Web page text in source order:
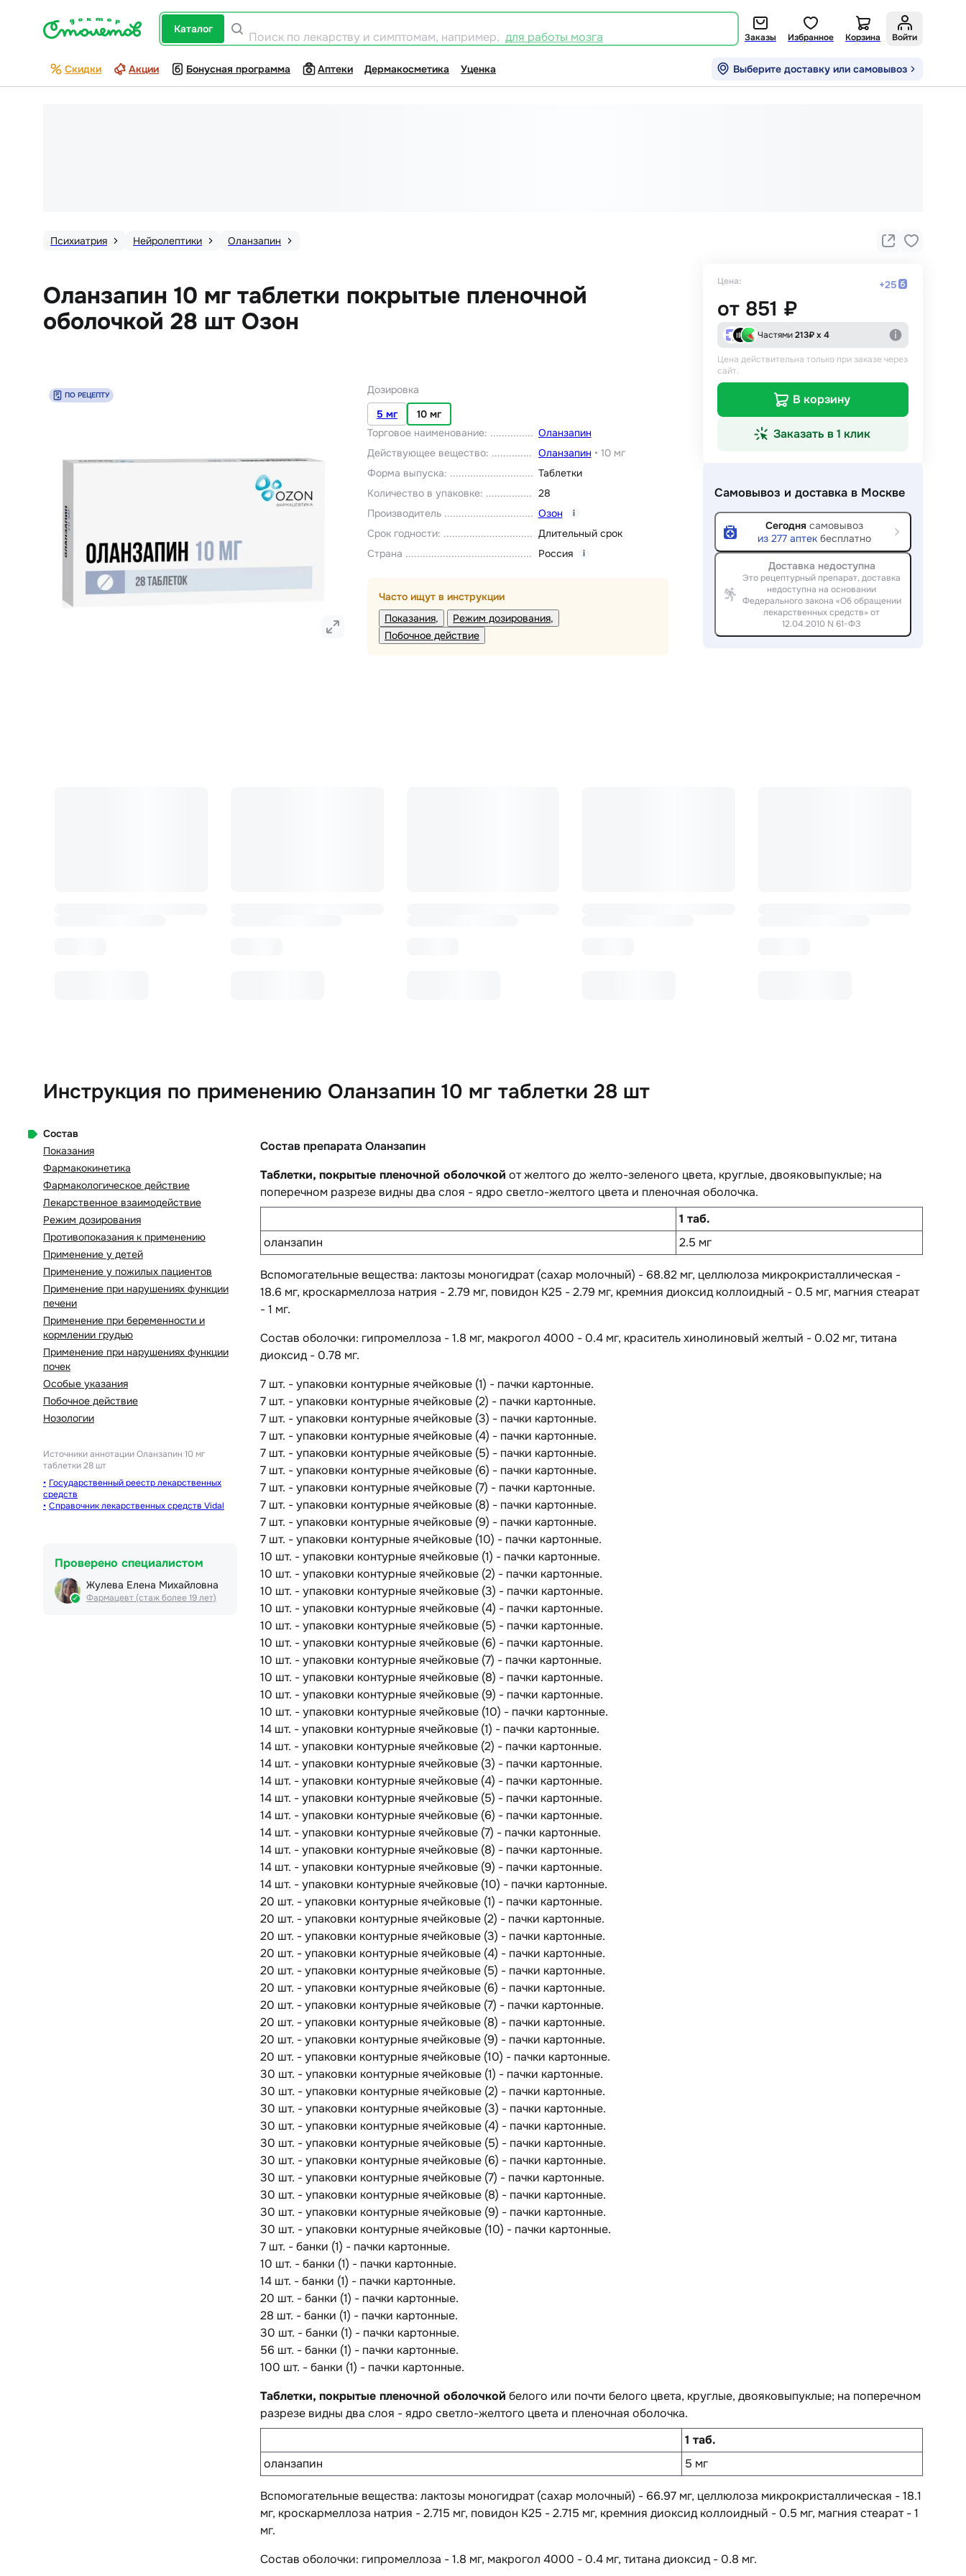
каталог
Поиск по лекарству и симптомам, например, для работы мозга Заказы Избранное Корзина Войти
Скидки Акции Бонусная программа Аптеки Дермакосметика Уценка Выберите доставку или самовывоз
Психиатрия Нейролептики Оланзапин
Оланзапин 10 мг таблетки покрытые пленочной
оболочкой 28 шт Озон
ПО РЕЦЕПТУ
Дозировка
5 мг
10 мг
Торговое наименование:
Оланзапин
Действующее вещество: Оланзапин • 10 мг
Форма выпуска:
Таблетки
Количество в упаковке:
28
Производитель
Озон i
Срок годности:
Длительный срок
Страна
Россия i
Часто ищут в инструкции
Показания
Режим дозирования
Побочное действие
Цена: +25
от 851 ₽
Частями213₽ х 4
Цена действительна только при заказе через
сайт.
В корзину
Заказать в 1 клик
Самовывоз и доставка в Москве
Сегодня самовывоз
из 277 аптек бесплатно
Доставка недоступна
Это рецептурный препарат, доставка
недоступна на основании
Федерального закона «Об обращении
лекарственных средств» от
12.04.2010 N 61-ФЗ
Инструкция по применению Оланзапин 10 мг таблетки 28 шт
Состав
Показания
Фармакокинетика
Фармакологическое действие
Лекарственное взаимодействие
Режим дозирования
Противопоказания к применению
Применение у детей
Применение у пожилых пациентов
Применение при нарушениях функции
печени
Применение при беременности и
кормлении грудью
Применение при нарушениях функции
почек
Особые указания
Побочное действие
Нозологии
Источники аннотацииОланзапин 10 мг
таблетки 28 шт
Государственный реестр лекарственных
средств
Справочник лекарственных средств Vidal
Проверено специалистом
Жулева Елена Михайловна
Фармацевт (стаж более 19 лет)
Состав препарата Оланзапин
Таблетки, покрытые пленочной оболочкой от желтого до желто-зеленого цвета, круглые, двояковыпуклые; на
поперечном разрезе видны два слоя - ядро светло-желтого цвета и пленочная оболочка.
1 таб.
оланзапин
2.5 мг
Вспомогательные вещества: лактозы моногидрат (сахар молочный) - 68.82 мг, целлюлоза микрокристаллическая -
18.6 мг, кроскармеллоза натрия - 2.79 мг, повидон К25 - 2.79 мг, кремния диоксид коллоидный - 0.5 мг, магния стеарат
- 1 мг.
Состав оболочки: гипромеллоза - 1.8 мг, макрогол 4000 - 0.4 мг, краситель хинолиновый желтый - 0.02 мг, титана
диоксид - 0.78 мг.
7 шт. - упаковки контурные ячейковые (1) - пачки картонные.
7 шт. - упаковки контурные ячейковые (2) - пачки картонные.
7 шт. - упаковки контурные ячейковые (3) - пачки картонные.
7 шт. - упаковки контурные ячейковые (4) - пачки картонные.
7 шт. - упаковки контурные ячейковые (5) - пачки картонные.
7 шт. - упаковки контурные ячейковые (6) - пачки картонные.
7 шт. - упаковки контурные ячейковые (7) - пачки картонные.
7 шт. - упаковки контурные ячейковые (8) - пачки картонные.
7 шт. - упаковки контурные ячейковые (9) - пачки картонные.
7 шт. - упаковки контурные ячейковые (10) - пачки картонные.
10 шт. - упаковки контурные ячейковые (1) - пачки картонные.
10 шт. - упаковки контурные ячейковые (2) - пачки картонные.
10 шт. - упаковки контурные ячейковые (3) - пачки картонные.
10 шт. - упаковки контурные ячейковые (4) - пачки картонные.
10 шт. - упаковки контурные ячейковые (5) - пачки картонные.
10 шт. - упаковки контурные ячейковые (6) - пачки картонные.
10 шт. - упаковки контурные ячейковые (7) - пачки картонные.
10 шт. - упаковки контурные ячейковые (8) - пачки картонные.
10 шт. - упаковки контурные ячейковые (9) - пачки картонные.
10 шт. - упаковки контурные ячейковые (10) - пачки картонные.
14 шт. - упаковки контурные ячейковые (1) - пачки картонные.
14 шт. - упаковки контурные ячейковые (2) - пачки картонные.
14 шт. - упаковки контурные ячейковые (3) - пачки картонные.
14 шт. - упаковки контурные ячейковые (4) - пачки картонные.
14 шт. - упаковки контурные ячейковые (5) - пачки картонные.
14 шт. - упаковки контурные ячейковые (6) - пачки картонные.
14 шт. - упаковки контурные ячейковые (7) - пачки картонные.
14 шт. - упаковки контурные ячейковые (8) - пачки картонные.
14 шт. - упаковки контурные ячейковые (9) - пачки картонные.
14 шт. - упаковки контурные ячейковые (10) - пачки картонные.
20 шт. - упаковки контурные ячейковые (1) - пачки картонные.
20 шт. - упаковки контурные ячейковые (2) - пачки картонные.
20 шт. - упаковки контурные ячейковые (3) - пачки картонные.
20 шт. - упаковки контурные ячейковые (4) - пачки картонные.
20 шт. - упаковки контурные ячейковые (5) - пачки картонные.
20 шт. - упаковки контурные ячейковые (6) - пачки картонные.
20 шт. - упаковки контурные ячейковые (7) - пачки картонные.
20 шт. - упаковки контурные ячейковые (8) - пачки картонные.
20 шт. - упаковки контурные ячейковые (9) - пачки картонные.
20 шт. - упаковки контурные ячейковые (10) - пачки картонные.
30 шт. - упаковки контурные ячейковые (1) - пачки картонные.
30 шт. - упаковки контурные ячейковые (2) - пачки картонные.
30 шт. - упаковки контурные ячейковые (3) - пачки картонные.
30 шт. - упаковки контурные ячейковые (4) - пачки картонные.
30 шт. - упаковки контурные ячейковые (5) - пачки картонные.
30 шт. - упаковки контурные ячейковые (6) - пачки картонные.
30 шт. - упаковки контурные ячейковые (7) - пачки картонные.
30 шт. - упаковки контурные ячейковые (8) - пачки картонные.
30 шт. - упаковки контурные ячейковые (9) - пачки картонные.
30 шт. - упаковки контурные ячейковые (10) - пачки картонные.
7 шт. - банки (1) - пачки картонные.
10 шт. - банки (1) - пачки картонные.
14 шт. - банки (1) - пачки картонные.
20 шт. - банки (1) - пачки картонные.
28 шт. - банки (1) - пачки картонные.
30 шт. - банки (1) - пачки картонные.
56 шт. - банки (1) - пачки картонные.
100 шт. - банки (1) - пачки картонные.
Таблетки, покрытые пленочной оболочкой белого или почти белого цвета, круглые, двояковыпуклые; на поперечном
разрезе видны два слоя - ядро светло-желтого цвета и пленочная оболочка.
1 таб.
оланзапин
5 мг
Вспомогательные вещества: лактозы моногидрат (сахар молочный) - 66.97 мг, целлюлоза микрокристаллическая - 18.1
мг, кроскармеллоза натрия - 2.715 мг, повидон К25 - 2.715 мг, кремния диоксид коллоидный - 0.5 мг, магния стеарат - 1
мг.
Состав оболочки: гипромеллоза - 1.8 мг, макрогол 4000 - 0.4 мг, титана диоксид - 0.8 мг.